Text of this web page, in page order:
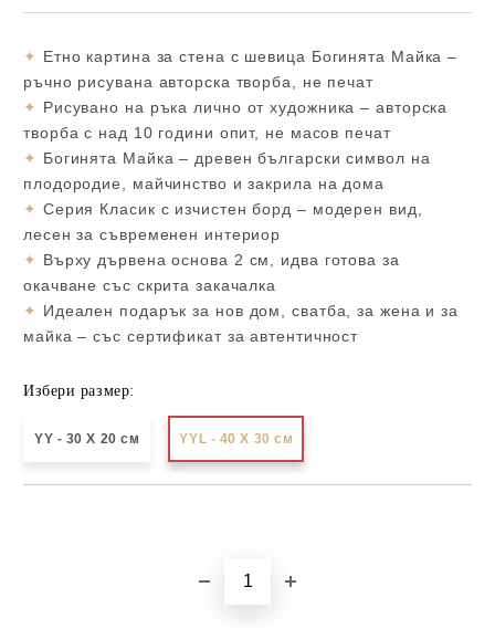
✦ Етно картина за стена с шевица Богинята Майка –
ръчно рисувана авторска творба, не печат
✦ Рисувано на ръка лично от художника – авторска
творба с над 10 години опит, не масов печат
✦ Богинята Майка – древен български символ на
плодородие, майчинство и закрила на дома
✦ Серия Класик с изчистен борд – модерен вид,
лесен за съвременен интериор
✦ Върху дървена основа 2 см, идва готова за
окачване със скрита закачалка
✦ Идеален подарък за нов дом, сватба, за жена и за
майка – със сертификат за автентичност
Избери размер:
YY - 30 X 20 см YYL - 40 X 30 см